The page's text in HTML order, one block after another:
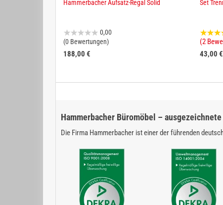
Hammerbacher Aufsatz-Regal Solid
0,00
(0 Bewertungen)
188,00 €
Set
(2
43,00 €
Hammerbacher Büromöbel –
Die Firma Hammerbacher ist einer der führenden